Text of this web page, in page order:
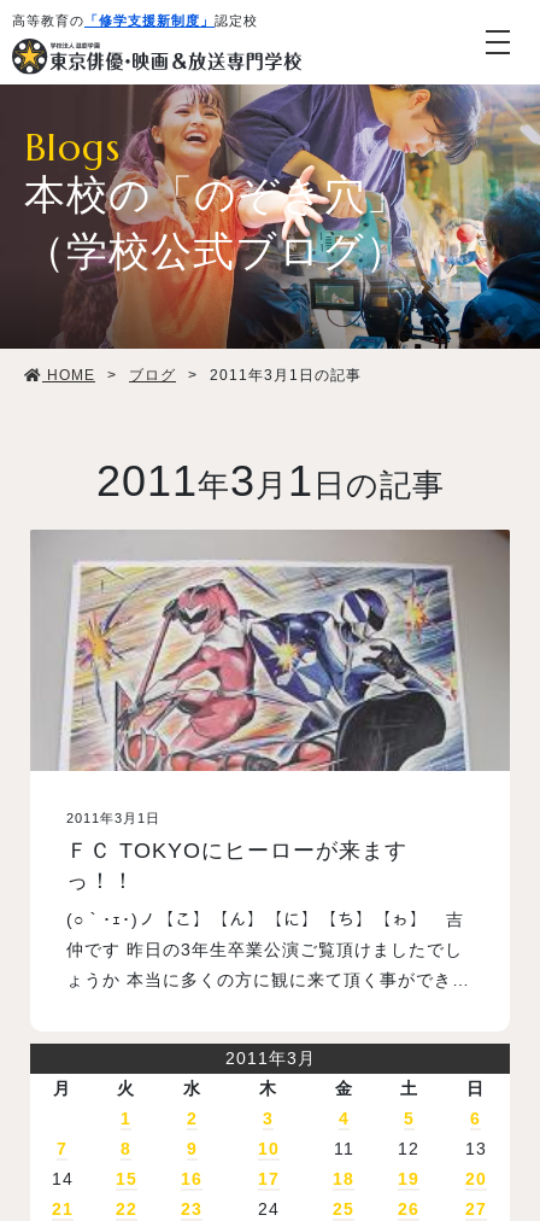
高等教育の 「修学支援新制度」 認定校
学校紹介・教育システム
学生生活
就職・デビュー
入試案内
学校情報
オープンキャンパス
訪問者別メニュー
Blogs
本校の「のぞき穴」
（学校公式ブログ）
HOME > ブログ > 2011年3月1日の記事
2011年3 月 1 日の記事
2011年3月1日
ＦＣ TOKYOにヒーローが来ます
っ！！
(○｀･ｪ･)ノ【こ】【ん】【に】【ち】【ゎ】 吉
仲です 昨日の3年生卒業公演ご覧頂けましたでし
ょうか 本当に多くの方に観に来て頂く事ができ…
2011年3月
月
火 水 木 金 土 日
1 2 3 4 5
6
7
8 9 10 11 12
13
14
15 16 17 18 19
20
21
22 23 24 25 26
27